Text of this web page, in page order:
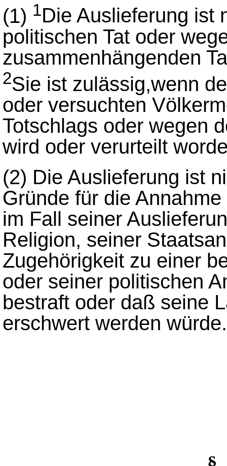
(1) 1Die Auslieferung ist
politischen Tat oder
zusammenhängenden
2Sie ist zulässig,wenn
oder versuchten
Totschlags oder wegen
wird oder verurteilt
(2) Die Auslieferung ist
Gründe für die
im Fall seiner
Religion, seiner
Zugehörigkeit zu einer
oder seiner politischen
bestraft oder daß seine
erschwert werden würde.